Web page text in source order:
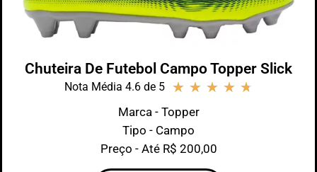
Chuteira De Futebol Campo Topper Slick
Nota Média 4.6 de 5 ★ ★ ★ ★ ★
Marca - Topper
Tipo - Campo
Preço - Até R$ 200,00